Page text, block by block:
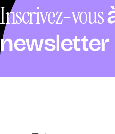
Inscrivez-vous
newsletter